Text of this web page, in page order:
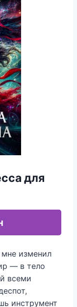
для
мне изменил
— в тело
всеми
инструмент